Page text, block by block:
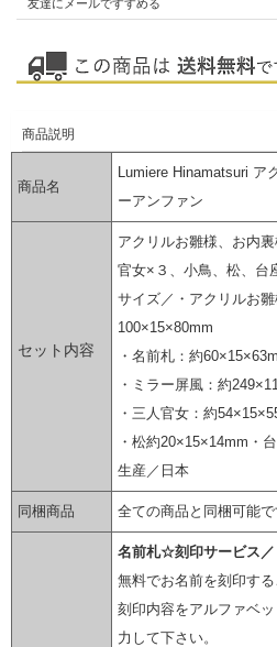
友達にメールですすめる
商品説明
商品名
Lumiere Hinamatsuri ア
ーアンファン
セット内容
アクリルお雛様、お内
官女×３、小鳥、松、台
サイズ／・アクリルお
100×15×80mm
・名前札：約
・ミラー屏風：約
・三人官女：約
・松約20×15×14mm・
生産／日本
同梱商品 全ての商品と同梱可能で
名前札☆刻印サービス／
無料でお名前を刻印する
刻印内容をアルファベ
力して下さい。